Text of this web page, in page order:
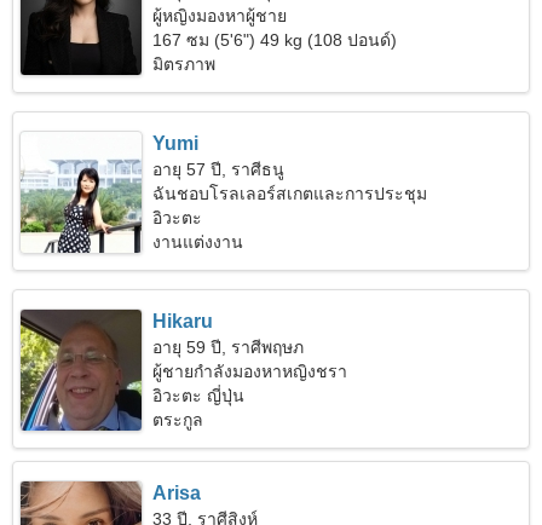
ผู้หญิงมองหาผู้ชาย
167 ซม (5'6") 49 kg (108 ปอนด์)
มิตรภาพ
Yumi
อายุ 57 ปี, ราศีธนู
ฉันชอบโรลเลอร์สเกตและการประชุม
อิวะตะ
งานแต่งงาน
Hikaru
อายุ 59 ปี, ราศีพฤษภ
ผู้ชายกำลังมองหาหญิงชรา
อิวะตะ ญี่ปุ่น
ตระกูล
Arisa
33 ปี, ราศีสิงห์